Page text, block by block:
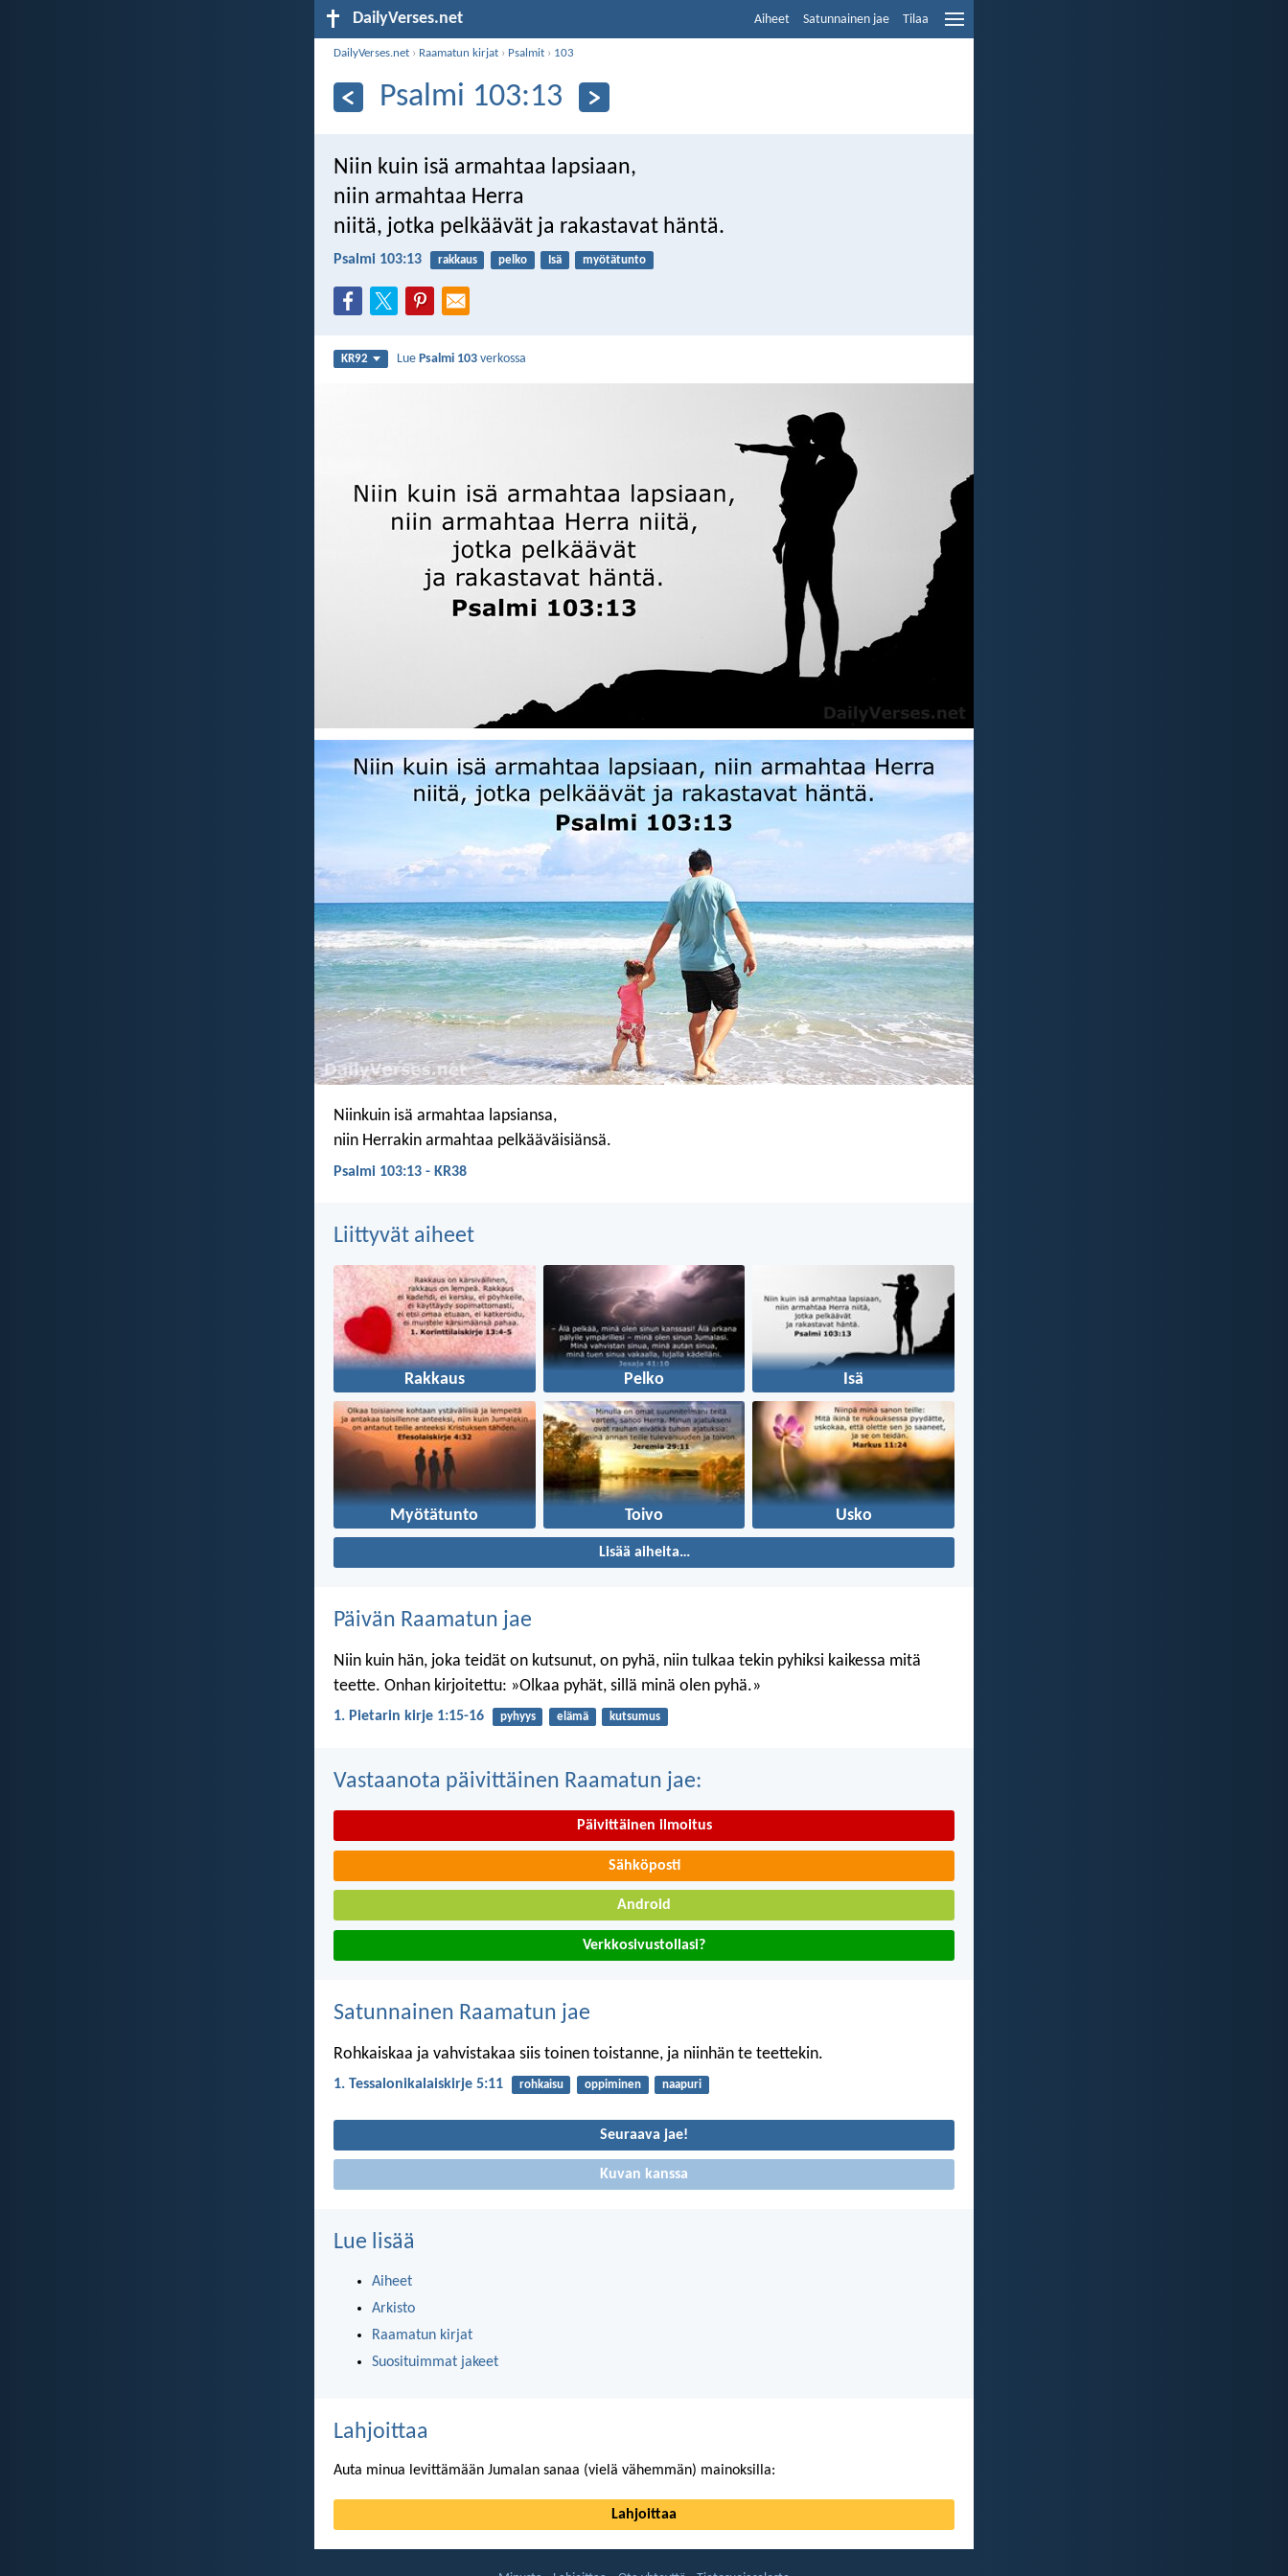
DailyVerses.net Aiheet Satunnainen jae Tilaa
DailyVerses.net › Raamatun kirjat › Psalmit › 103
Psalmi 103:13
Niin kuin isä armahtaa lapsiaan,
niin armahtaa Herra
niitä, jotka pelkäävät ja rakastavat häntä.
Psalmi 103:13 rakkaus pelko Isä myötätunto
KR92 LuePsalmi 103 verkossa
Niinkuin isä armahtaa lapsiansa,
niin Herrakin armahtaa pelkääväisiänsä.
Psalmi 103:13 - KR38
Liittyvät aiheet
Rakkaus Pelko Isä
Myötätunto Toivo Usko
Lisää aiheita…
Päivän Raamatun jae
Niin kuin hän, joka teidät on kutsunut, on pyhä, niin tulkaa tekin pyhiksi kaikessa mitä
teette. Onhan kirjoitettu: »Olkaa pyhät, sillä minä olen pyhä.»
1. Pietarin kirje 1:15-16 pyhyys elämä kutsumus
Vastaanota päivittäinen Raamatun jae:
Päivittäinen ilmoitus
Sähköposti
Android
Verkkosivustollasi?
Satunnainen Raamatun jae
Rohkaiskaa ja vahvistakaa siis toinen toistanne, ja niinhän te teettekin.
1. Tessalonikalaiskirje 5:11 rohkaisu oppiminen naapuri
Seuraava jae!
Kuvan kanssa
Lue lisää
Aiheet
Arkisto
Raamatun kirjat
Suosituimmat jakeet
Lahjoittaa
Auta minua levittämään Jumalan sanaa (vielä vähemmän) mainoksilla:
Lahjoittaa